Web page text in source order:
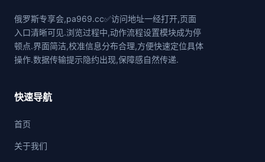
俄罗斯专享会,pa969.cc✅访问地址一经打开,页面
入口清晰可见.浏览过程中,动作流程设置模块成为停
顿点.界面简洁,校准信息分布合理,方便快速定位具体
操作.数据传输提示隐约出现,保障感自然传递.
快速导航
首页
关于我们